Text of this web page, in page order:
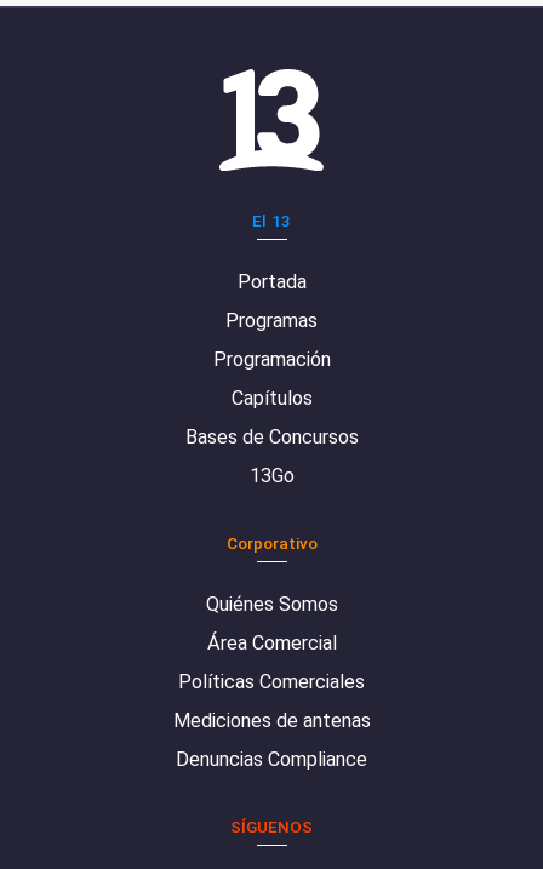
El 13
Portada
Programas
Programación
Capítulos
Bases de Concursos
13Go
Corporativo
Quiénes Somos
Área Comercial
Políticas Comerciales
Mediciones de antenas
Denuncias Compliance
SÍGUENOS